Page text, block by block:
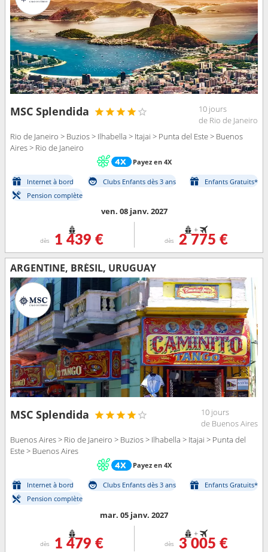
MSC Splendida
10 jours
de Rio de Janeiro
Rio de Janeiro > Buzios > Ilhabella > Itajai > Punta del Este > Buenos
Aires > Rio de Janeiro
Payez en 4X
Internet à bord Clubs Enfants dès 3 ans
Enfants Gratuits*
Pension complète
ven. 08 janv. 2027
dès 1 439 €
+
dès 2 775 €
ARGENTINE, BRÉSIL, URUGUAY
MSC Splendida
10 jours
de Buenos Aires
Buenos Aires > Rio de Janeiro > Buzios > Ilhabella > Itajai > Punta del
Este > Buenos Aires
Payez en 4X
Internet à bord Clubs Enfants dès 3 ans
Enfants Gratuits*
Pension complète
mar. 05 janv. 2027
dès 1 479 €
+
dès 3 005 €